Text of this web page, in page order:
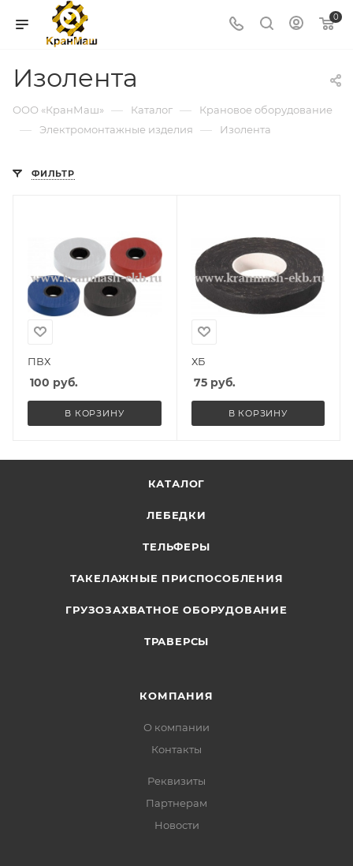
0
Изолента
ООО «КранМаш» — Каталог — Крановое оборудование
— Электромонтажные изделия — Изолента
ФИЛЬТР
ПВХ
100 руб.
В КОРЗИНУ
ХБ
75руб.
В КОРЗИНУ
КАТАЛОГ
ЛЕБЕДКИ
ТЕЛЬФЕРЫ
ТАКЕЛАЖНЫЕ ПРИСПОСОБЛЕНИЯ
ГРУЗОЗАХВАТНОЕ ОБОРУДОВАНИЕ
ТРАВЕРСЫ
КОМПАНИЯ
О компании
Контакты
Реквизиты
Партнерам
Новости